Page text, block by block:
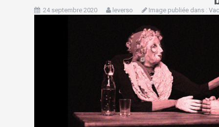
24 septembre 2020 leverso Image publiée dans :